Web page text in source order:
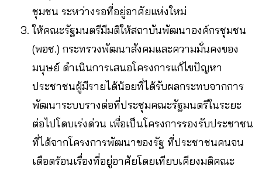
ชุมชน ระหว่างรอที่อยู่อาศัยแห่งใหม่
ให้คณะรัฐมนตรีมีมติให้สถาบันพัฒนาองค์กรชุมชน
(พอช.) กระทรวงพัฒนาสังคมและความมั่นคงของ
มนุษย์ ดำเนินการเสนอโครงการแก้ไขปัญหา
ประชาชนผู้มีรายได้น้อยที่ได้รับผลกระทบจากการ
พัฒนาระบบรางต่อที่ประชุมคณะรัฐมนตรีในระยะ
ต่อไปโดบเร่งด่วน เพื่อเป็นโครงการรองรับประชาชน
ที่ได้จากโครงการพัฒนาของรัฐ ที่ประชาชนคนจน
เดือดร้อนเรื่องที่อยู่อาศัยโดยเทียบเคียงมติคณะ